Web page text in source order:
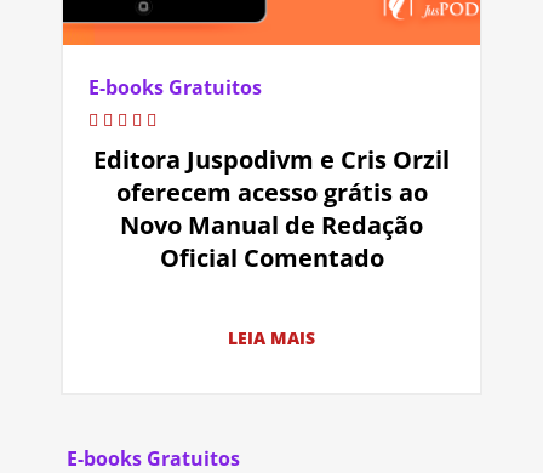
E-books Gratuitos
Editora Juspodivm e Cris Orzil
oferecem acesso grátis ao
Novo Manual de Redação
Oficial Comentado
LEIA MAIS
E-books Gratuitos